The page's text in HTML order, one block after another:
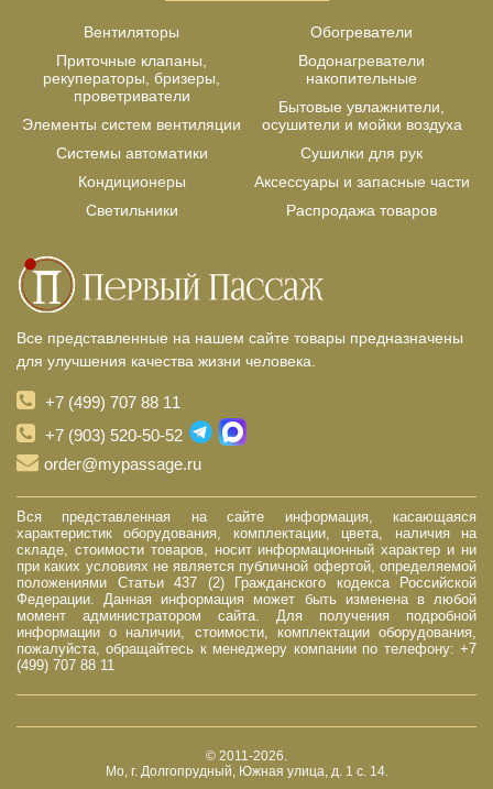
Вентиляторы
Приточные клапаны,
рекуператоры, бризеры,
проветриватели
Элементы систем вентиляции
Системы автоматики
Кондиционеры
Светильники
Обогреватели
Водонагреватели
накопительные
Бытовые увлажнители,
осушители и мойки воздуха
Сушилки для рук
Аксессуары и запасные части
Распродажа товаров
Все представленные на нашем сайте товары предназначены
для улучшения качества жизни человека.
+7 (499) 707 88 11
+7 (903) 520-50-52
order@mypassage.ru
Вся представленная на сайте информация, касающаяся
характеристик оборудования, комплектации, цвета, наличия на
складе, стоимости товаров, носит информационный характер и ни
при каких условиях не является публичной офертой, определяемой
положениями Статьи 437 (2) Гражданского кодекса Российской
Федерации. Данная информация может быть изменена в любой
момент администратором сайта. Для получения подробной
информации о наличии, стоимости, комплектации оборудования,
пожалуйста, обращайтесь к менеджеру компании по телефону: +7
(499) 707 88 11
© 2011-2026.
Мо, г. Долгопрудный, Южная улица, д. 1 с. 14.